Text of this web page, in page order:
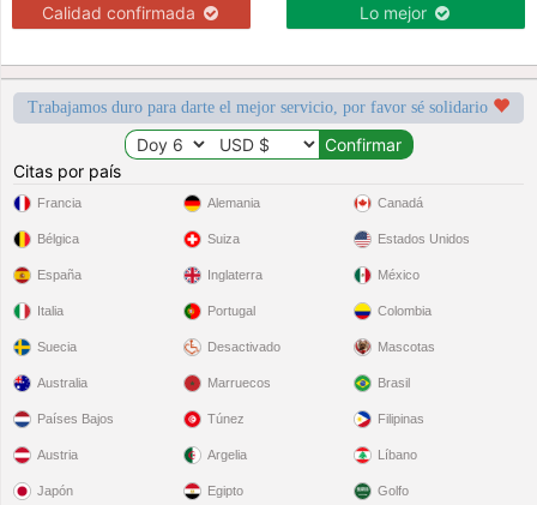
Calidad confirmada Lo mejor
Trabajamos duro para darte el mejor servicio, por favor sé solidario
Citas por país
Francia
Bélgica
España
Italia
Suecia
Alemania
Suiza
Inglaterra
Portugal
Desactivado
Canadá
Estados Unidos
México
Colombia
Mascotas
Australia
Países Bajos
Austria
Japón
Marruecos
Túnez
Argelia
Egipto
Brasil
Filipinas
Líbano
Golfo